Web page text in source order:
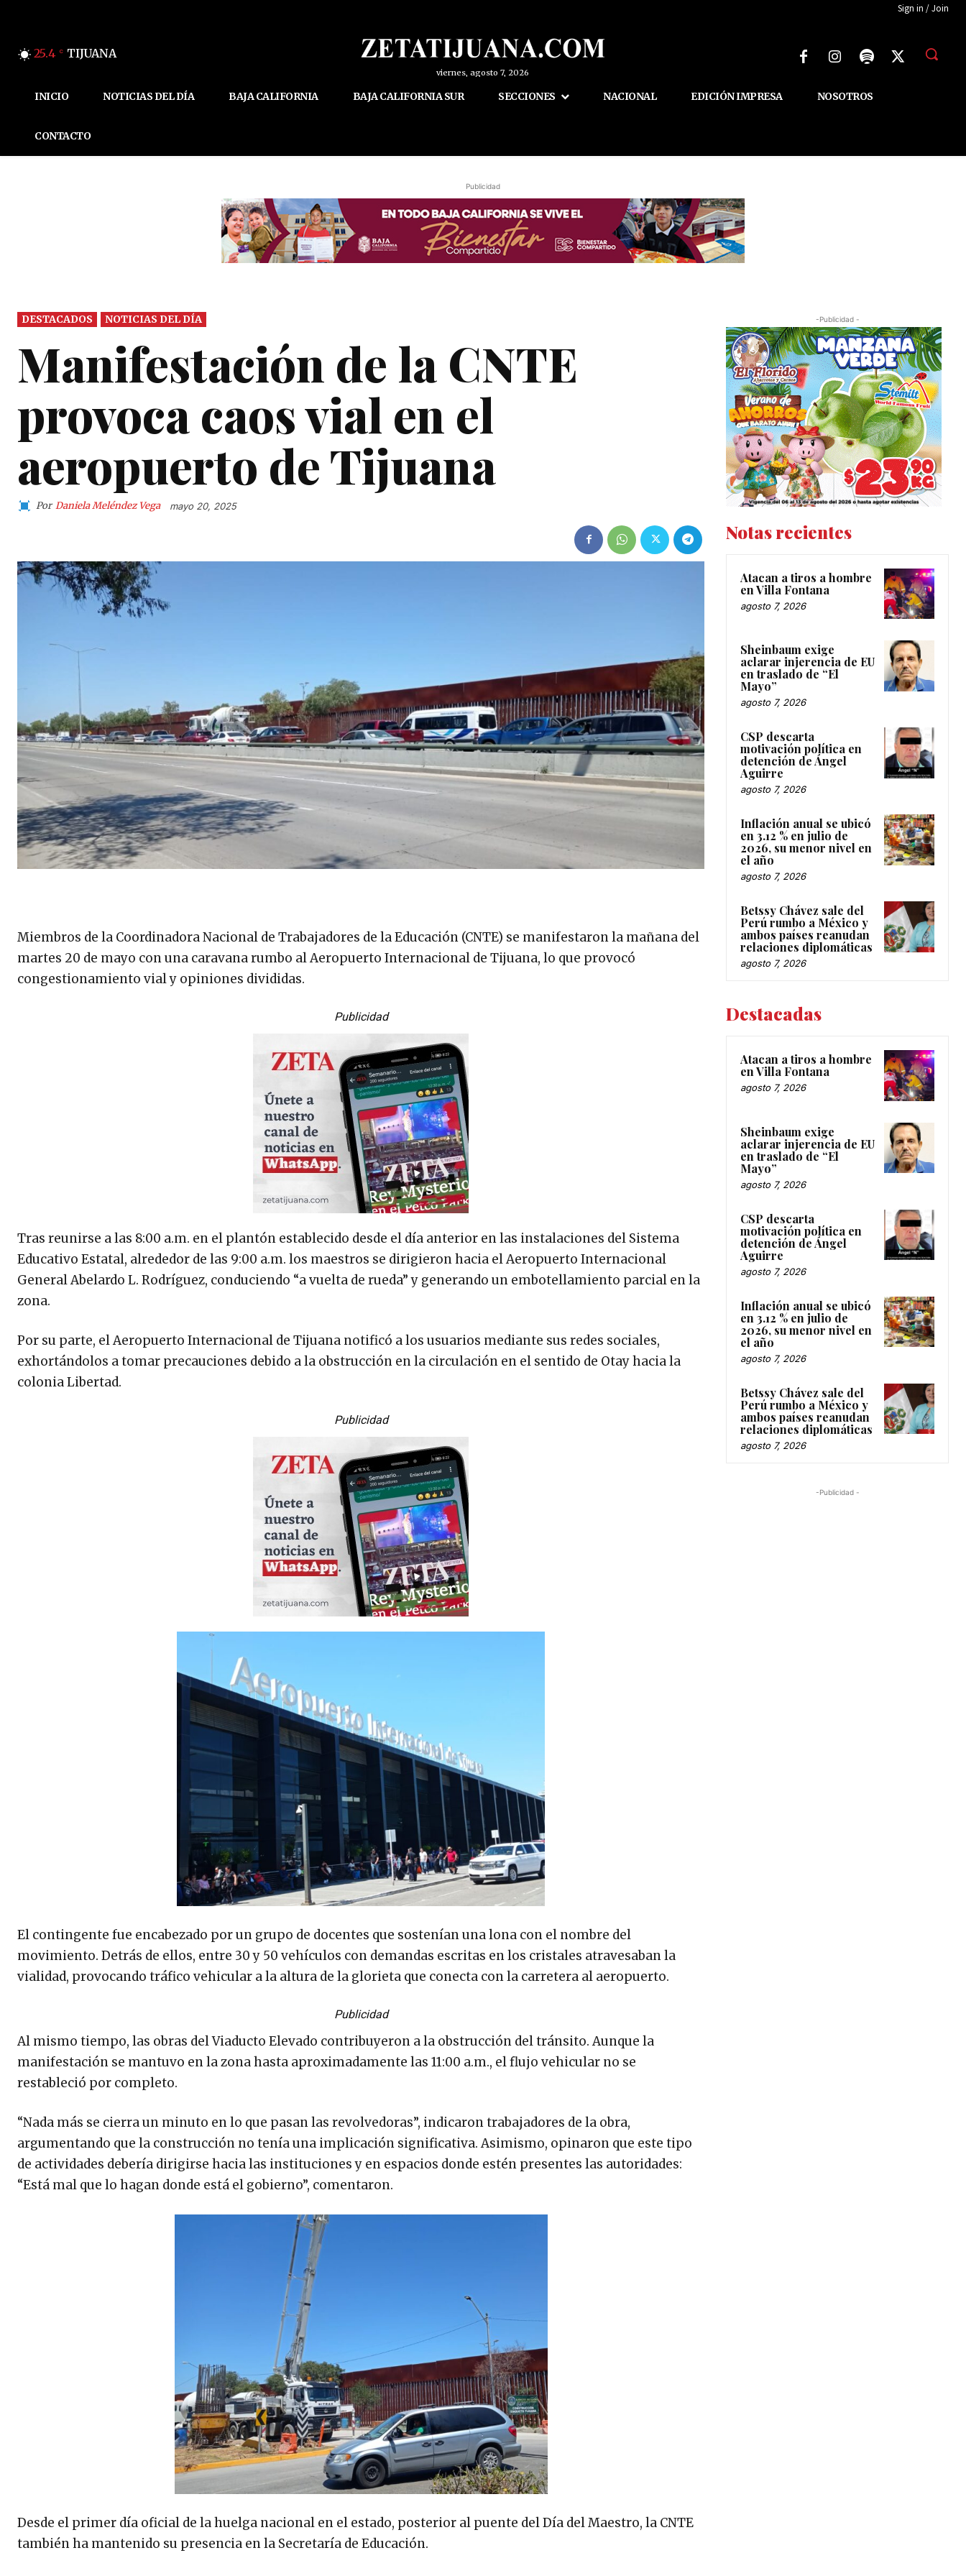
Sign in / Join
25.4 C TIJUANA
viernes, agosto 7, 2026
INICIO NOTICIAS DEL DÍA BAJA CALIFORNIA BAJA CALIFORNIA SUR SECCIONES NACIONAL EDICIÓN IMPRESA NOSOTROS
CONTACTO
Publicidad
DESTACADOS NOTICIAS DEL DÍA
Manifestación de la CNTE
provoca caos vial en el
aeropuerto de Tijuana
Por Daniela Meléndez Vega mayo 20, 2025
Miembros de la Coordinadora Nacional de Trabajadores de la Educación (CNTE) se manifestaron la mañana del
martes 20 de mayo con una caravana rumbo al Aeropuerto Internacional de Tijuana, lo que provocó
congestionamiento vial y opiniones divididas.
Publicidad
Tras reunirse a las 8:00 a.m. en el plantón establecido desde el día anterior en las instalaciones del Sistema
Educativo Estatal, alrededor de las 9:00 a.m. los maestros se dirigieron hacia el Aeropuerto Internacional
General Abelardo L. Rodríguez, conduciendo “a vuelta de rueda” y generando un embotellamiento parcial en la
zona.
Por su parte, el Aeropuerto Internacional de Tijuana notificó a los usuarios mediante sus redes sociales,
exhortándolos a tomar precauciones debido a la obstrucción en la circulación en el sentido de Otay hacia la
colonia Libertad.
Publicidad
El contingente fue encabezado por un grupo de docentes que sostenían una lona con el nombre del
movimiento. Detrás de ellos, entre 30 y 50 vehículos con demandas escritas en los cristales atravesaban la
vialidad, provocando tráfico vehicular a la altura de la glorieta que conecta con la carretera al aeropuerto.
Publicidad
Al mismo tiempo, las obras del Viaducto Elevado contribuyeron a la obstrucción del tránsito. Aunque la
manifestación se mantuvo en la zona hasta aproximadamente las 11:00 a.m., el flujo vehicular no se
restableció por completo.
“Nada más se cierra un minuto en lo que pasan las revolvedoras”, indicaron trabajadores de la obra,
argumentando que la construcción no tenía una implicación significativa. Asimismo, opinaron que este tipo
de actividades debería dirigirse hacia las instituciones y en espacios donde estén presentes las autoridades:
“Está mal que lo hagan donde está el gobierno”, comentaron.
Desde el primer día oficial de la huelga nacional en el estado, posterior al puente del Día del Maestro, la CNTE
también ha mantenido su presencia en la Secretaría de Educación.
-Publicidad -
Notas recientes
Atacan a tiros a hombre
en Villa Fontana
agosto 7, 2026
Sheinbaum exige
aclarar injerencia de EU
en traslado de “El
Mayo”
agosto 7, 2026
CSP descarta
motivación política en
detención de Ángel
Aguirre
agosto 7, 2026
Inflación anual se ubicó
en 3.12 % en julio de
2026, su menor nivel en
el año
agosto 7, 2026
Betssy Chávez sale del
Perú rumbo a México y
ambos países reanudan
relaciones diplomáticas
agosto 7, 2026
Destacadas
Atacan a tiros a hombre
en Villa Fontana
agosto 7, 2026
Sheinbaum exige
aclarar injerencia de EU
en traslado de “El
Mayo”
agosto 7, 2026
CSP descarta
motivación política en
detención de Ángel
Aguirre
agosto 7, 2026
Inflación anual se ubicó
en 3.12 % en julio de
2026, su menor nivel en
el año
agosto 7, 2026
Betssy Chávez sale del
Perú rumbo a México y
ambos países reanudan
relaciones diplomáticas
agosto 7, 2026
-Publicidad -